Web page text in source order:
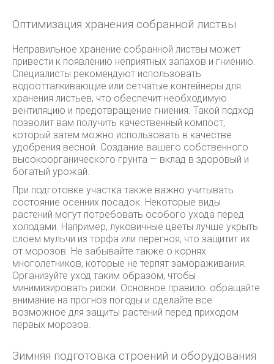
Оптимизация хранения собранной листвы
Неправильное хранение собранной листвы может
привести к появлению неприятных запахов и гниению.
Специалисты рекомендуют использовать
водоотталкивающие или сетчатые контейнеры для
хранения листьев, что обеспечит необходимую
вентиляцию и предотвращение гниения. Такой подход
позволит вам получить качественный компост,
который затем можно использовать в качестве
удобрения весной. Создание вашего собственного
высокоорганического грунта — вклад в здоровый и
богатый урожай.
При подготовке участка также важно учитывать
состояние осенних посадок. Некоторые виды
растений могут потребовать особого ухода перед
холодами. Например, луковичные цветы лучше укрыть
слоем мульчи из торфа или перегноя, что защитит их
от морозов. Не забывайте также о корнях
многолетников, которые не терпят замораживания.
Организуйте уход таким образом, чтобы
минимизировать риски. Основное правило: обращайте
внимание на прогноз погоды и сделайте все
возможное для защиты растений перед приходом
первых морозов.
Зимняя подготовка строений и оборудования